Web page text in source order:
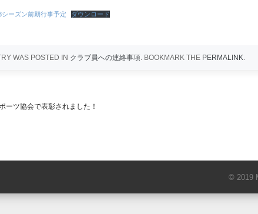
シーズン前期行事予定 ダウンロード
WAS POSTED IN クラブ員への連絡事項. BOOKMARK THE PERMALINK.
ーツ協会で表彰されました！
© 2019